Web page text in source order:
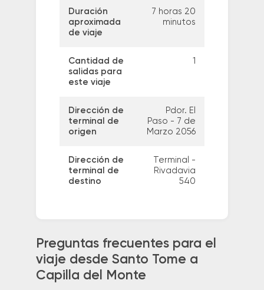
Duración
aproximada
de viaje
7 horas 20
minutos
Cantidad de
salidas para
este viaje
1
Dirección de
terminal de
origen
Pdor. El
Paso - 7 de
Marzo 2056
Dirección de
terminal de
destino
Terminal -
Rivadavia
540
Preguntas frecuentes para el
viaje desde Santo Tome a
Capilla del Monte